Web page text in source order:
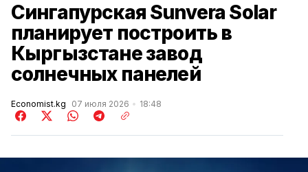
Сингапурская Sunvera Solar
планирует построить в
Кыргызстане завод
солнечных панелей
Economist.kg 07 июля 2026 18:48